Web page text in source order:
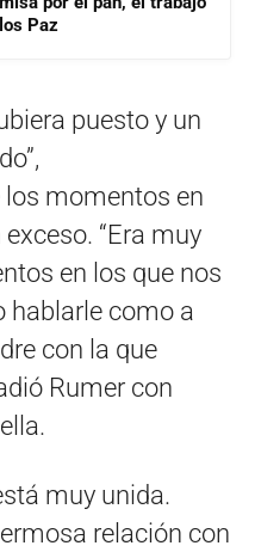
Paz
puesto y un
momentos en
“Era muy
en los que nos
hablarle como a
con la que
Rumer con
muy unida.
relación con